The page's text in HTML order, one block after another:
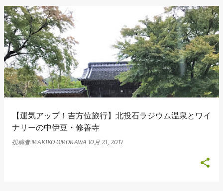
【運気アップ！吉方位旅行】北投石ラジウム温泉とワイ
ナリーの中伊豆・修善寺
投稿者MAKIKO OMOKAWA 10月 21, 2017